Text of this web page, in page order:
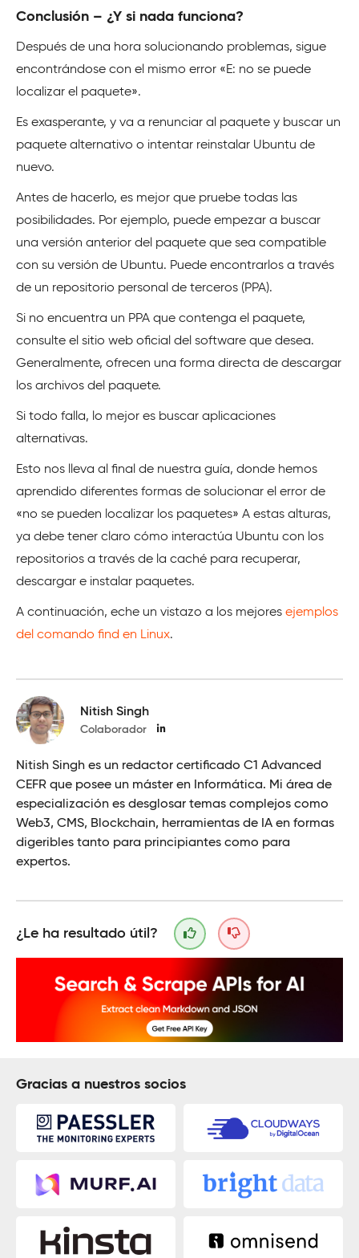
Conclusión – ¿Y si nada funciona?
Después de una hora solucionando problemas, sigue
encontrándose con el mismo error «E: no se puede
localizar el paquete».
Es exasperante, y va a renunciar al paquete y buscar un
paquete alternativo o intentar reinstalar Ubuntu de
nuevo.
Antes de hacerlo, es mejor que pruebe todas las
posibilidades. Por ejemplo, puede empezar a buscar
una versión anterior del paquete que sea compatible
con su versión de Ubuntu. Puede encontrarlos a través
de un repositorio personal de terceros (PPA).
Si no encuentra un PPA que contenga el paquete,
consulte el sitio web oficial del software que desea.
Generalmente, ofrecen una forma directa de descargar
los archivos del paquete.
Si todo falla, lo mejor es buscar aplicaciones
alternativas.
Esto nos lleva al final de nuestra guía, donde hemos
aprendido diferentes formas de solucionar el error de
«no se pueden localizar los paquetes» A estas alturas,
ya debe tener claro cómo interactúa Ubuntu con los
repositorios a través de la caché para recuperar,
descargar e instalar paquetes.
A continuación, eche un vistazo a los mejores ejemplos
del comando find en Linux.
Nitish Singh
Colaborador
Nitish Singh es un redactor certificado C1 Advanced
CEFR que posee un máster en Informática. Mi área de
especialización es desglosar temas complejos como
Web3, CMS, Blockchain, herramientas de IA en formas
digeribles tanto para principiantes como para
expertos.
¿Le ha resultado útil?
Gracias a nuestros socios